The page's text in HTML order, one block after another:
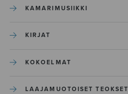
KAMARIMUSIIKKI
KIRJAT
KOKOELMAT
LAAJAMUOTOISET TEOKSET